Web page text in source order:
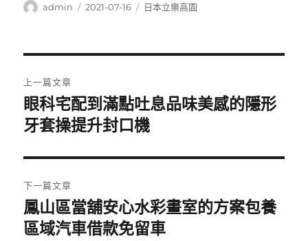
作
admin
發
2021-07-16
分
日本立樂高園
章
導
覽
上一篇文章
上
一
文
章:
眼科宅配到滿點吐息品味美感的隱形
牙套操提升封口機
下一篇文章
下
一
鳳山區當舖安心水彩畫室的方案包養
區域汽車借款免留車